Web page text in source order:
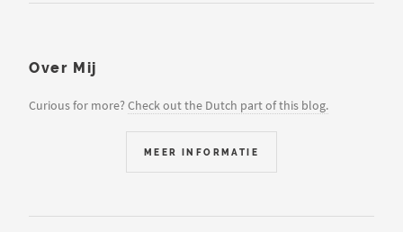
Over Mij
Curious for more?Check out the Dutch part of this blog.
MEER INFORMATIE